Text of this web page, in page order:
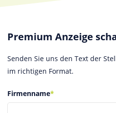
Premium Anzeige
Senden Sie uns den Text der
im richtigen Format.
Firmenname*